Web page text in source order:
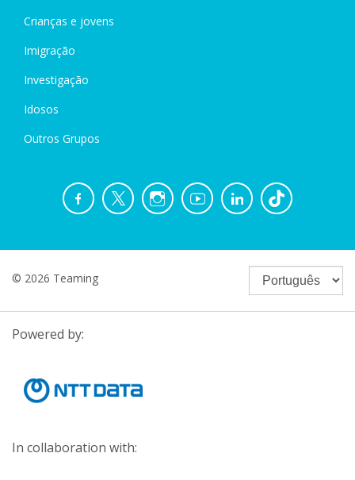
Crianças e jovens
Imigração
Investigação
Idosos
Outros Grupos
© 2026 Teaming
Powered by:
In collaboration with: